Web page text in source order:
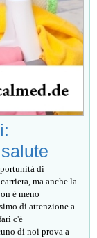
di
ma anche la
è meno
di attenzione a
c'è
di noi prova a